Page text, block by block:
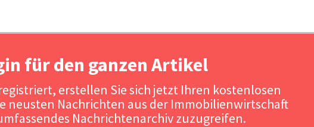
für den ganzen Artikel
erstellen Sie sich jetzt Ihren kostenlosen
neusten Nachrichten aus der Immobilienwirtschaft
Nachrichtenarchiv zuzugreifen.